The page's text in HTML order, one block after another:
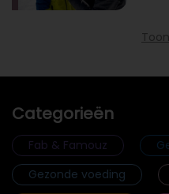
Categorieën
Fab & Famouz
Gezonde voeding